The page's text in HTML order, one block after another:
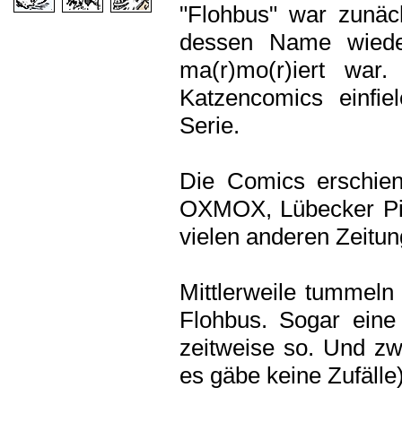
"Flohbus" war
dessen Name
ma(r)mo(r)iert
Katzencomics
Serie.
Die Comics
OXMOX, Lübecker
vielen anderen
Mittlerweile
Flohbus. Sogar
zeitweise so. Und
es gäbe keine